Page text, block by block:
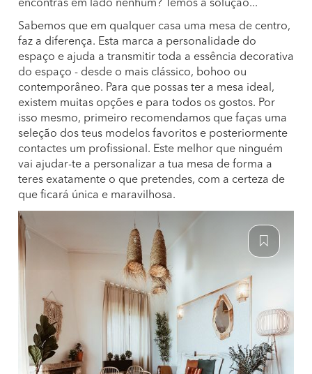
encontras em lado nenhum? Temos a solução...
Sabemos que em qualquer casa uma mesa de centro,
faz a diferença. Esta marca a personalidade do
espaço e ajuda a transmitir toda a essência decorativa
do espaço - desde o mais clássico, bohoo ou
contemporâneo. Para que possas ter a mesa ideal,
existem muitas opções e para todos os gostos. Por
isso mesmo, primeiro recomendamos que faças uma
seleção dos teus modelos favoritos e posteriormente
contactes um profissional. Este melhor que ninguém
vai ajudar-te a personalizar a tua mesa de forma a
teres exatamente o que pretendes, com a certeza de
que ficará única e maravilhosa.